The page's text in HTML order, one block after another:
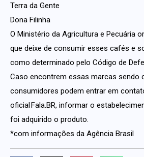
Terra da Gente
Dona Filinha
O Ministério da Agricultura e Pecuária
que deixe de consumir esses cafés e
como determinado pelo Código de
Caso encontrem essas marcas sendo
consumidores podem entrar em
oficial Fala.BR, informar o
foi adquirido o produto.
*com informações da Agência Brasil